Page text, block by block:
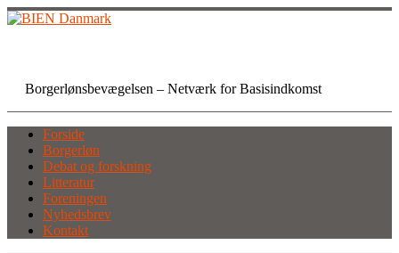
Skip
to
Borgerlønsbevægelsen – Netværk for Basisindkomst
Forside
Borgerløn
Debat og forskning
Litteratur
Foreningen
Nyhedsbrev
Kontakt